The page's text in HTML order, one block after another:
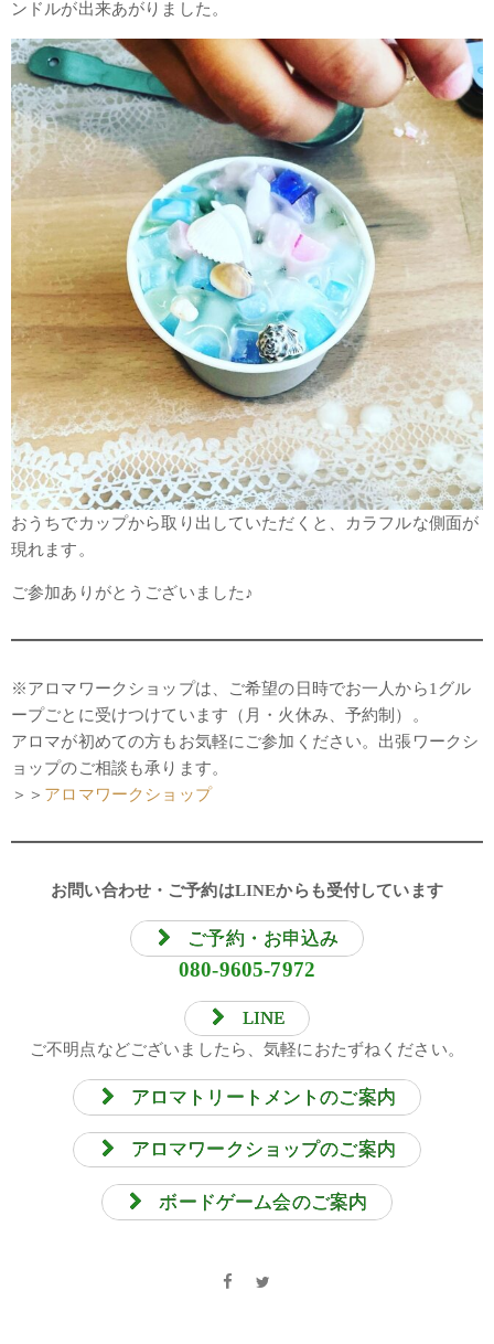
ンドルが出来あがりました。
おうちでカップから取り出していただくと、カラフルな側面が
現れます。
ご参加ありがとうございました♪
※アロマワークショップは、ご希望の日時でお一人から1グル
ープごとに受けつけています（月・火休み、予約制）。
アロマが初めての方もお気軽にご参加ください。出張ワークシ
ョップのご相談も承ります。
＞＞ アロマワークショップ
お問い合わせ・ご予約はLINEからも受付しています
ご予約・お申込み
080-9605-7972
LINE
ご不明点などございましたら、気軽におたずねください。
アロマトリートメントのご案内
アロマワークショップのご案内
ボードゲーム会のご案内